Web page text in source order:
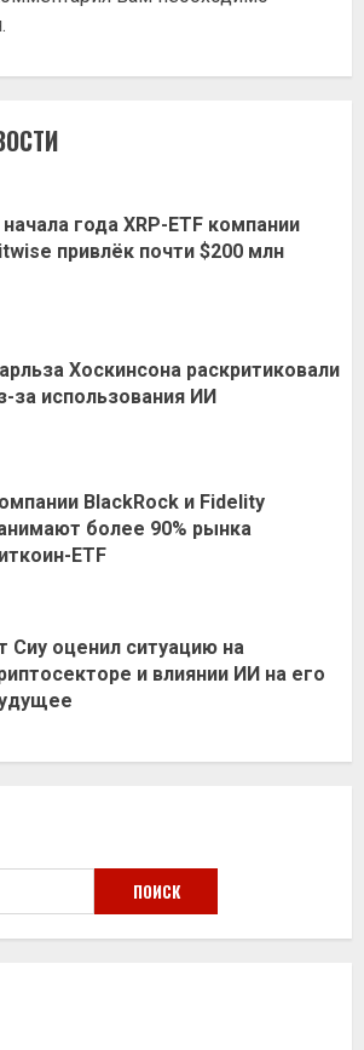
.
года XRP-ETF компании
привлёк почти $200 млн
Хоскинсона раскритиковали
за использования ИИ
BlackRock и Fidelity
более 90% рынка
ETF
Сиу оценил ситуацию на
и влиянии ИИ на его
ПОИСК